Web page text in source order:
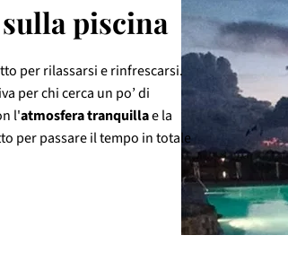
piscina
per rilassarsi e rinfrescarsi.
per chi cerca un po’ di
l'atmosfera tranquillae la
per passare il tempo in totale